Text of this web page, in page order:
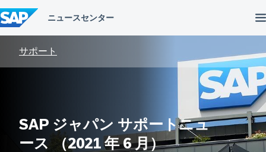
ン
テ
ン
サポート
SAP ジャパン サポートニュ
ース （2021 年 6 月）